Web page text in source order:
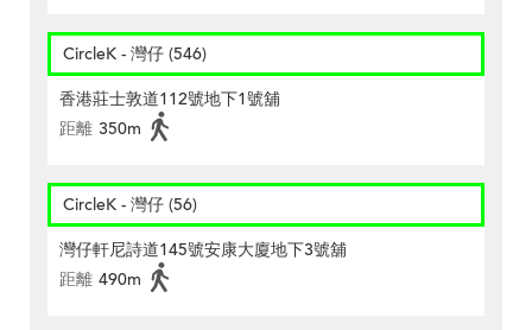
CircleK - 灣仔 (546)
香港莊士敦道112號地下1號舖
距離 350m
CircleK - 灣仔 (56)
灣仔軒尼詩道145號安康大廈地下3號舖
距離 490m